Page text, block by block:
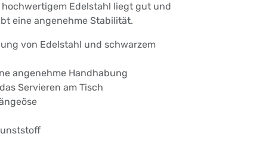
hochwertigem Edelstahl liegt gut und
eine angenehme Stabilität.
von Edelstahl und schwarzem
angenehme Handhabung
Servieren am Tisch